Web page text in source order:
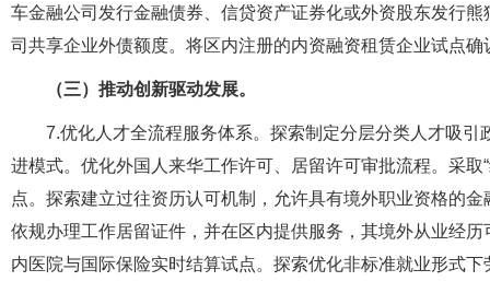
车金融公司发行金融债券、信贷资产证券化或外资股东发行
司共享企业外债额度。将区内注册的内资融资租赁企业试点
（三）推动创新驱动发展。
7.优化人才全流程服务体系。探索制定分层分类人才吸
进模式。优化外国人来华工作许可、居留许可审批流程。采
点。探索建立过往资历认可机制，允许具有境外职业资格的
依规办理工作居留证件，并在区内提供服务，其境外从业经
内医院与国际保险实时结算试点。探索优化非标准就业形式下